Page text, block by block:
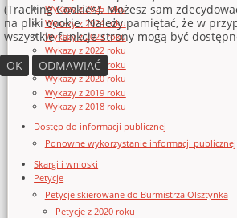
Wykazy z 2025 roku
Wykazy z 2024 roku
Wykazy z 2023 roku
Wykazy z 2022 roku
Wykazy z 2021 roku
Wykazy z 2020 roku
Wykazy z 2019 roku
Wykazy z 2018 roku
Dostęp do informacji publicznej
Ponowne wykorzystanie informacji publicznej
Skargi i wnioski
Petycje
Petycje skierowane do Burmistrza Olsztynka
Petycje z 2020 roku
(Tracking Cookies). Możesz sam
na pliki cookie. Należy pamiętać, że w
wszystkie funkcje strony mogą być
OK
ODMAWIAĆ